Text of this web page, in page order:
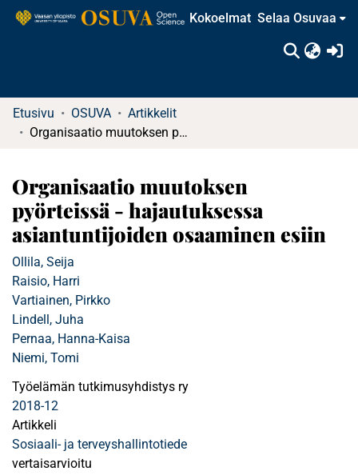
Kokoelmat Selaa Osuvaa
Etusivu OSUVA
Artikkelit
Organisaatio muutoksen pyörteissä - hajautuksessa asiantuntijoiden osaaminen esiin
Organisaatio muutoksen
pyörteissä - hajautuksessa
asiantuntijoiden osaaminen esiin
Ollila, Seija
Raisio, Harri
Vartiainen, Pirkko
Lindell, Juha
Pernaa, Hanna-Kaisa
Niemi, Tomi
Työelämän tutkimusyhdistys ry
2018-12
Artikkeli
Sosiaali- ja terveyshallintotiede
vertaisarvioitu